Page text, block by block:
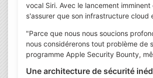
vocal Siri. Avec le lancement
s'assurer que son infrastructure cloud
"Parce que nous nous soucions
nous considérerons tout problème de
programme Apple Security Bounty,
Une architecture de sécurité